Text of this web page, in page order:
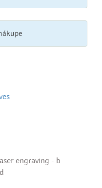
premedy?
engraving - b